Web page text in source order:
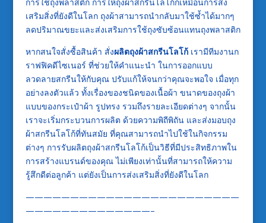
การใช้ถุงพลาสติก การให้ถุงผ้าสกรีนโลโก้ก็เหมือนการส่ง
เสริมสิ่งที่ยังดีในโลก ถุงผ้าสามารถนำกลับมาใช้ซ้ำได้มากๆ
ลดปริมาณขยะและส่งเสริมการใช้ถุงซับซ้อนแทนถุงพลาสติก
หากสนใจสั่งซื้อสินค้า สั่งผลิตถุงผ้าสกรีนโลโก้เรามีทีมงานก
ราฟฟิคดีไซเนอร์ ที่ช่วยให้คำแนะนำ ในการออกแบบ
ลวดลายสกรีนให้กับคุณ ปรับแก้ให้จนกว่าคุณจะพอใจ เมื่อทุก
อย่างลงตัวแล้ว ทั้งเรื่องของชนิดของเนื้อผ้า ขนาดของถุงผ้า
แบบของกระเป๋าผ้า รูปทรง รวมถึงรายละเอียดต่างๆ จากนั้น
เราจะเริ่มกระบวนการผลิต ด้วยความพิถีพิถัน และส่งมอบถุง
ผ้าสกรีนโลโก้ที่ทันสมัย ที่คุณสามารถนำไปใช้ในกิจกรรม
ต่างๆ การรับผลิตถุงผ้าสกรีนโลโก้เป็นวิธีที่มีประสิทธิภาพใน
การสร้างแบรนด์ของคุณ ไม่เพียงเท่านั้นที่สามารถให้ความ
รู้สึกดีต่อลูกค้า แต่ยังเป็นการส่งเสริมสิ่งที่ยังดีในโลก
————————————————————————
——————————————–